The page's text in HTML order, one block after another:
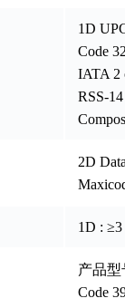
1D
Code
IATA 2
RSS-
2D
1D :
产品型
Code